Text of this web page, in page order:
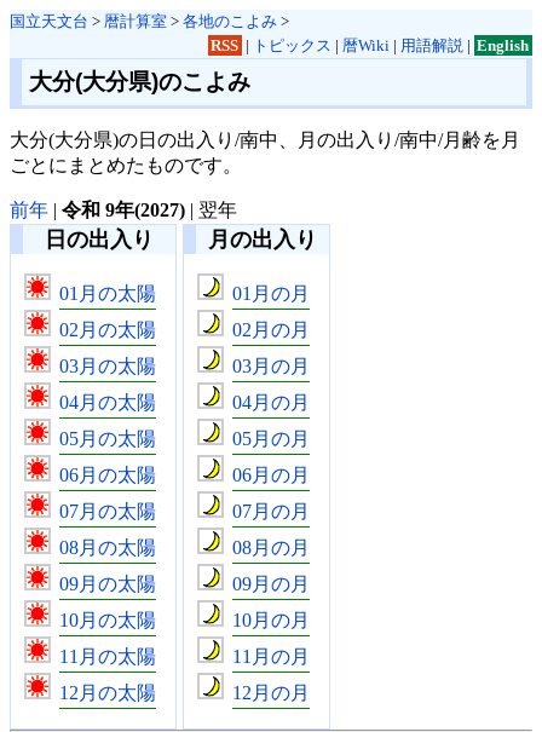
国立天文台 > 暦計算室 > 各地のこよみ >
RSS | トピックス | 暦Wiki| 用語解説| English
大分(大分県)のこよみ
大分(大分県)の日の出入り/南中、月の出入り/南中/月齢を月
ごとにまとめたものです。
前年 | 令和 9年(2027) | 翌年
日の出入り
01月の太陽
02月の太陽
03月の太陽
04月の太陽
05月の太陽
06月の太陽
07月の太陽
08月の太陽
09月の太陽
10月の太陽
11月の太陽
12月の太陽
月の出入り
01月の月
02月の月
03月の月
04月の月
05月の月
06月の月
07月の月
08月の月
09月の月
10月の月
11月の月
12月の月